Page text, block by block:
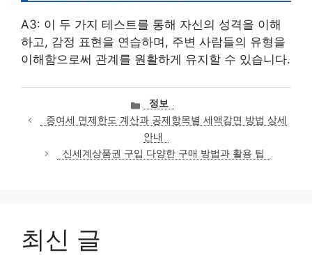
A3: 이 두 가지 테스트를 통해 자신의 성격을 이해
하고, 감정 표현을 연습하며, 주변 사람들의 유형을
이해함으로써 관계를 원활하게 유지할 수 있습니다.
카
테
고
리
정보
증여세 면제한도 계산과 공제항목별 세액감면 방법 상세
안내
신세계상품권 구입 다양한 구매 방법과 활용 팁
최신 글